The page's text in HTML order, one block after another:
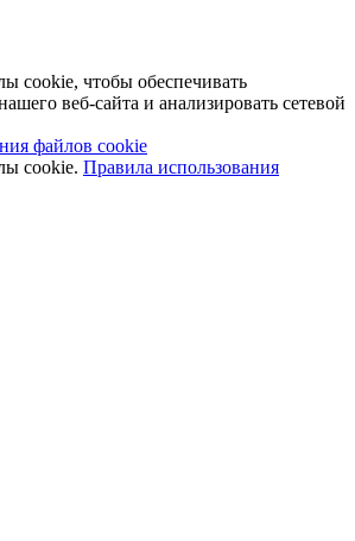
cookie, чтобы обеспечивать
веб-сайта и анализировать сетевой
файлов cookie
cookie. Правила использования